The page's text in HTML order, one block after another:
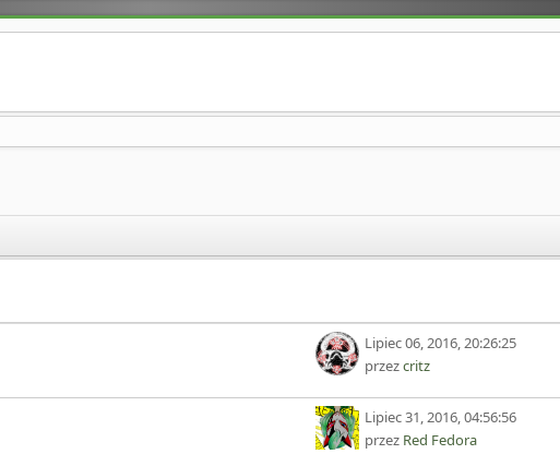
Lipiec 06, 2016, 20:26:25
przezcritz
Lipiec 31, 2016, 04:56:56
przez Red Fedora